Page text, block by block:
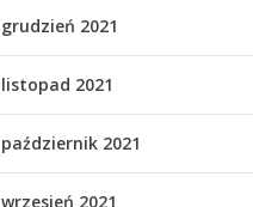
grudzień 2021
listopad 2021
październik 2021
wrzesień 2021